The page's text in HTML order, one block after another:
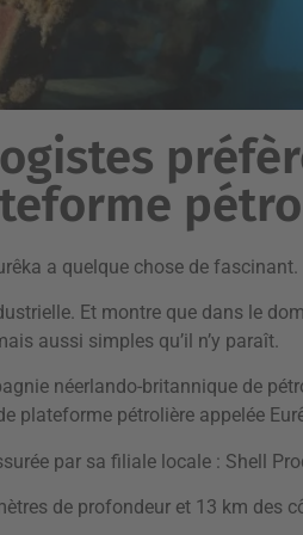
a quelque chose de fascinant.
Et montre que dans le
aussi simples qu’il n’y paraît.
néerlando-britannique de
plateforme pétrolière appelée
par sa filiale locale : Shell
de profondeur et 13 km des